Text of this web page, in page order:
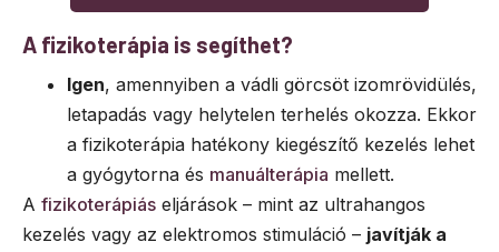
A fizikoterápia is segíthet?
Igen, amennyiben a vádli görcsöt izomrövidülés,
letapadás vagy helytelen terhelés okozza. Ekkor
a fizikoterápia hatékony kiegészítő kezelés lehet
a gyógytorna és manuálterápia mellett.
A fizikoterápiás eljárások – mint az ultrahangos
kezelés vagy az elektromos stimuláció – javítják a